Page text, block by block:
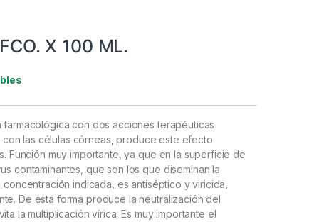
X 100 ML.
con dos acciones terapéuticas
las células córneas, produce este efecto
Función muy importante, ya que en la superficie de
contaminantes, que son los que diseminan la
indicada, es antiséptico y viricida,
De esta forma produce la neutralización del
la multiplicación vírica. Es muy importante el